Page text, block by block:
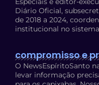
Diário Oficial,
de 2018 a 2024,
institucional no sistema
compromisso e
O NewsEspíritoSanto
levar informação